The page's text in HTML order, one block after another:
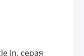
In, серая